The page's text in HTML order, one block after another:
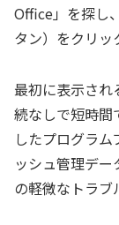
Office」を探し
タン）をクリッ
最初に表示され
続なしで短時間
したプログラ
ッシュ管理デ
の軽微なトラブ